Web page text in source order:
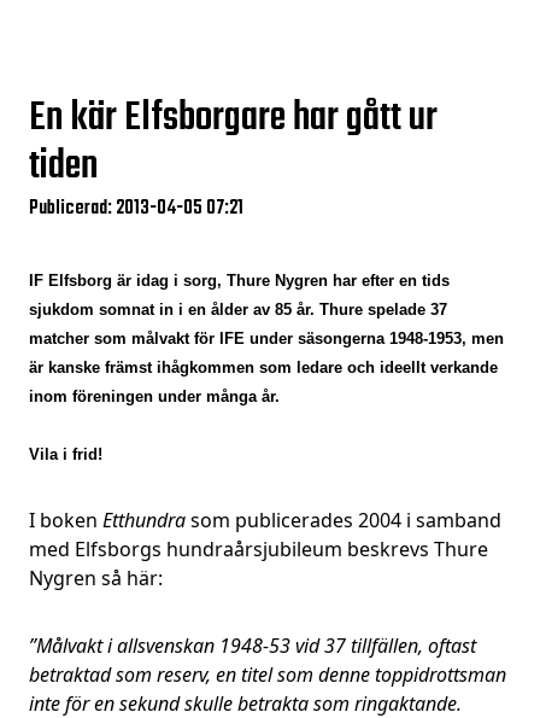
En kär Elfsborgare har gått ur
tiden
Publicerad: 2013-04-05 07:21
IF Elfsborg är idag i sorg, Thure Nygren har efter en tids
sjukdom somnat in i en ålder av 85 år. Thure spelade 37
matcher som målvakt för IFE under säsongerna 1948-1953, men
är kanske främst ihågkommen som ledare och ideellt verkande
inom föreningen under många år.
Vila i frid!
I boken Etthundrasom publicerades 2004 i samband
med Elfsborgs hundraårsjubileum beskrevs Thure
Nygren så här:
”Målvakt i allsvenskan 1948-53 vid 37 tillfällen, oftast
betraktad som reserv, en titel som denne toppidrottsman
inte för en sekund skulle betrakta som ringaktande.